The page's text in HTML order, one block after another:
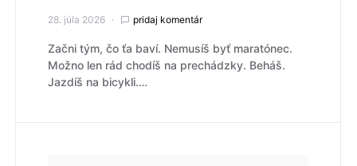
28. júla 2026 pridaj komentár
Začni tým, čo ťa baví. Nemusíš byť maratónec.
Možno len rád chodíš na prechádzky. Beháš.
Jazdíš na bicykli.…